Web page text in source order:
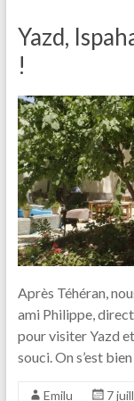
Yazd,
!
Après Téhéran,
ami Philippe,
pour visiter Yazd
souci. On s’est
Emilu 7